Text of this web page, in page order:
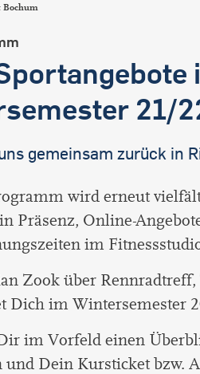
Bochum
21/
gemeinsam zurück in
wird erneut
Präsenz, Online-
im
Zook über
Dich im Wintersemester
im Vorfeld einen
und Dein Kursticket bzw.